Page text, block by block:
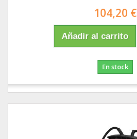
104,20 €
Añadir al carrito
En stock